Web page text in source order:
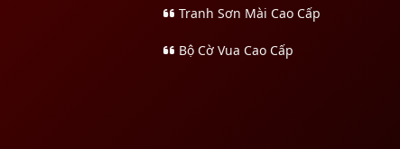
Tranh Sơn Mài Cao Cấp
Bộ Cờ Vua Cao Cấp